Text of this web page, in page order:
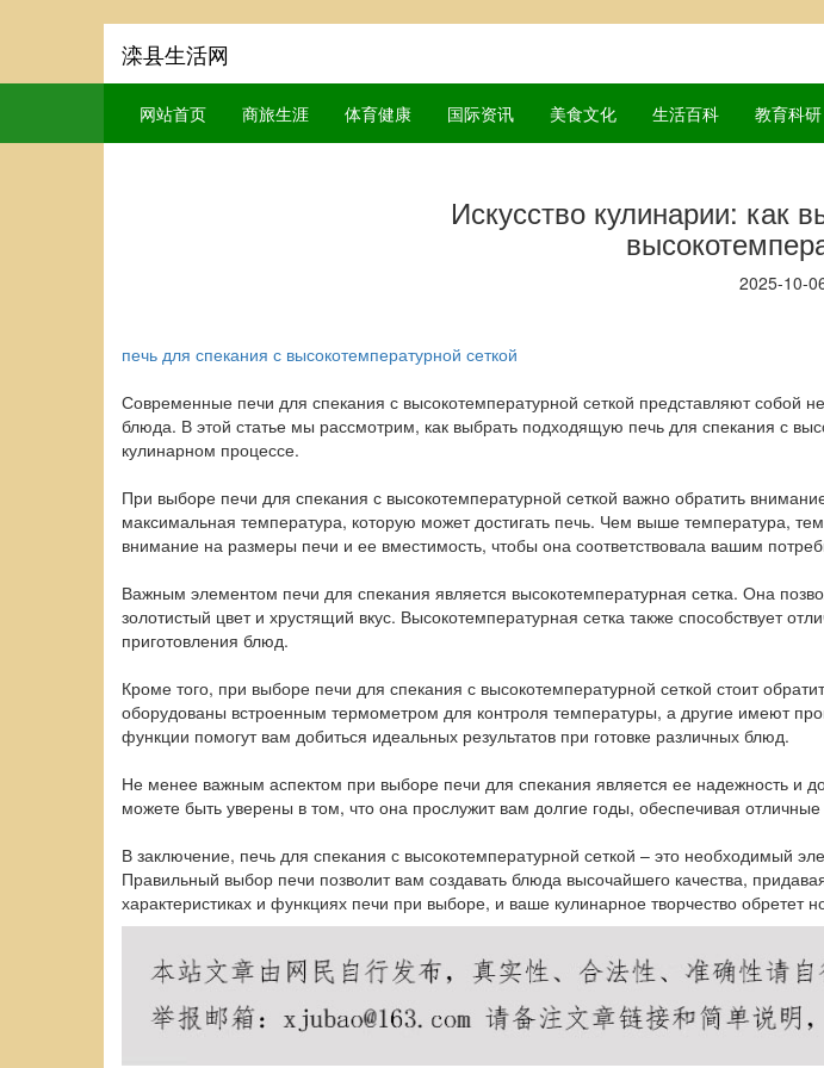
滦县生活网
网站首页 商旅生涯 体育健康 国际资讯 美食文化 生活百科 教育科研
Искусство кулинарии: как
2025-10-
печь для спекания с высокотемпературной сеткой
Современные печи для спекания с высокотемпературной сеткой представляют
блюда. В этой статье мы рассмотрим, как выбрать подходящую печь для спекания с
кулинарном процессе.
При выборе печи для спекания с высокотемпературной сеткой важно обратить
максимальная температура, которую может достигать печь. Чем выше температура,
внимание на размеры печи и ее вместимость, чтобы она соответствовала вашим
Важным элементом печи для спекания является высокотемпературная сетка. Она
золотистый цвет и хрустящий вкус. Высокотемпературная сетка также способствует
приготовления блюд.
Кроме того, при выборе печи для спекания с высокотемпературной сеткой стоит
оборудованы встроенным термометром для контроля температуры, а другие имеют
функции помогут вам добиться идеальных результатов при готовке различных блюд.
Не менее важным аспектом при выборе печи для спекания является ее надежность и
можете быть уверены в том, что она прослужит вам долгие годы, обеспечивая отличные
В заключение, печь для спекания с высокотемпературной сеткой – это необходимый
Правильный выбор печи позволит вам создавать блюда высочайшего качества,
характеристиках и функциях печи при выборе, и ваше кулинарное творчество обретет